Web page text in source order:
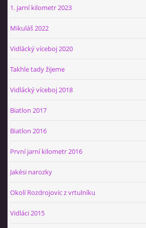
1. jarní kilometr 2023
Mikuláš 2022
Vidlácký víceboj 2020
Takhle tady žijeme
Vidlácký víceboj 2018
Biatlon 2017
Biatlon 2016
První jarní kilometr 2016
Jakési narozky
Okolí Rozdrojovic z vrtulníku
Vidláci 2015